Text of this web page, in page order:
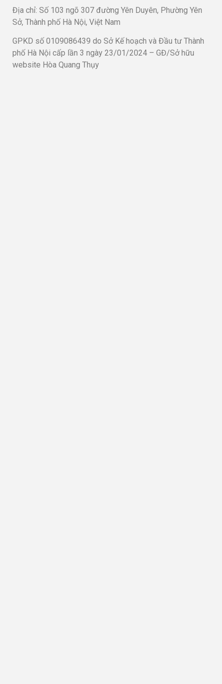
Địa chỉ: Số 103 ngõ 307 đường Yên Duyên, Phường Yên
Sở, Thành phố Hà Nội, Việt Nam
GPKD số 0109086439 do Sở Kế hoạch và Đầu tư Thành
phố Hà Nội cấp lần 3 ngày 23/01/2024 – GĐ/Sở hữu
website Hòa Quang Thụy